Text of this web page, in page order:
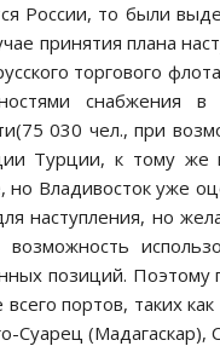
России, то были
принятия плана
торгового
снабжения
030 чел., при
Турции, к тому же
но Владивосток уже
наступления, но
позиций. Поэтому
портов, таких
Суарец (Мадагаскар),